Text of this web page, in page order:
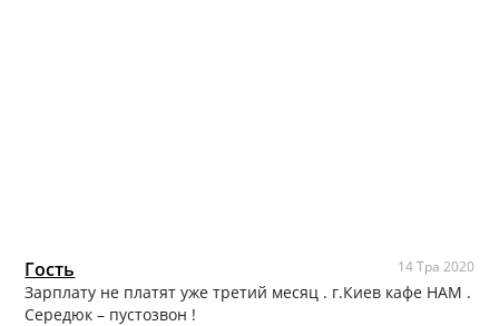
Гость 14 Тра 2020
Зарплату не платят уже третий месяц . г.Киев кафе НАМ .
Середюк – пустозвон !